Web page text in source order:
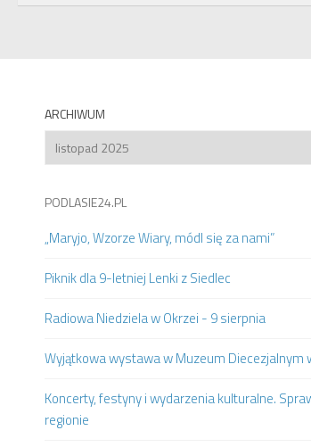
ARCHIWUM
Archiwum
PODLASIE24.PL
„Maryjo, Wzorze Wiary, módl się za nami”
Piknik dla 9-letniej Lenki z Siedlec
Radiowa Niedziela w Okrzei - 9 sierpnia
Wyjątkowa wystawa w Muzeum Diecezjalnym
Koncerty, festyny i wydarzenia kulturalne.
regionie